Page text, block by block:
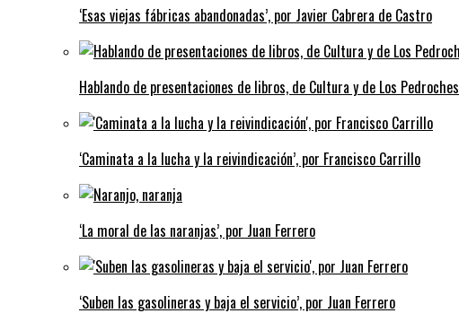
‘Esas viejas fábricas abandonadas’, por Javier Cabrera de Castro
Hablando de presentaciones de libros, de Cultura y de Los Pedroches
‘Caminata a la lucha y la reivindicación’, por Francisco Carrillo
‘La moral de las naranjas’, por Juan Ferrero
‘Suben las gasolineras y baja el servicio’, por Juan Ferrero